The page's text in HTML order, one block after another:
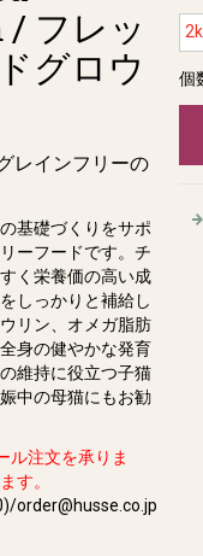
フレッ
グロウ
レインフリーの
基礎づくりをサポ
ーフードです。チ
く栄養価の高い成
しっかりと補給し
リン、オメガ脂肪
身の健やかな発育
維持に役立つ子猫
中の母猫にもお勧
ル注文を承りま
す。
order@husse.co.jp
個